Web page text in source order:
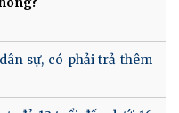
sự, có phải trả thêm